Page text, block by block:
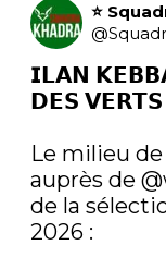
⭐️
@
𝗜𝗟𝗔𝗡
𝗗𝗘𝗦
Le milieu
auprès de
de la
2026 :